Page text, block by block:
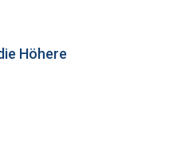
Höhere